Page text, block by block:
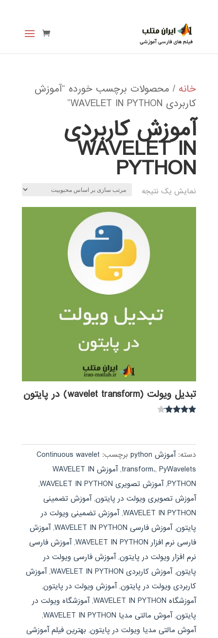
خانه / محصولات برچسب خورده “آموزش
کاربردی WAVELET IN PYTHON”
آموزش کاربردی
WAVELET IN
PYTHON
نمایش یک نتیجه
تبدیل ویولت (wavelet transform) در پایتون
دسته:آموزش python برچسب: Continuous wavelet
transform.,PyWavelets
,
آموزش WAVELET IN
PYTHON
,آموزش تصویری WAVELET IN PYTHON
,
آموزش تصویری ویولت در پایتون,آموزش تضمینی
WAVELET IN PYTHON
,آموزش تضمینی ویولت در
پایتون,آموزش فارسی WAVELET IN PYTHON ,آموزش
فارسی نرم افزار WAVELET IN PYTHON
,آموزش فارسی
نرم افزار ویولت در پایتون,آموزش فارسی ویولت در
پایتون,آموزش کاربردی WAVELET IN PYTHON ,آموزش
کاربردی ویولت در پایتون,آموزش ویولت در پایتون,
آموزشگاه WAVELET IN PYTHON
,آموزشگاه ویولت در
پایتون,آموش مالتی مدیا WAVELET IN PYTHON
,
آموش مالتی مدیا ویولت در پایتون, بهترین فیلم آموزشی